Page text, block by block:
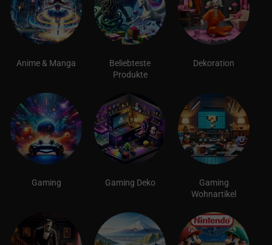
Anime & Manga
Beliebteste
Produkte
Dekoration
Gaming Gaming Deko
Gaming
Wohnartikel